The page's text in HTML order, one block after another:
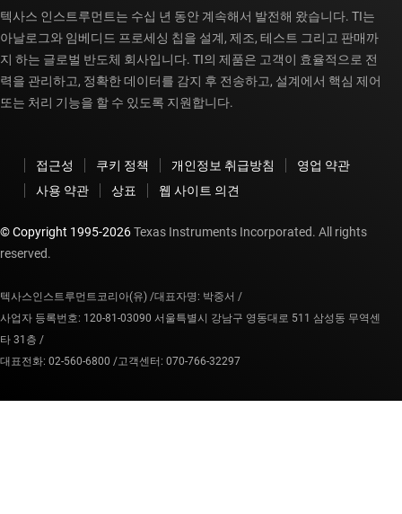
텍사스 인스트루먼트는 수십 년 동안 계속해서 발전해 왔습니다. TI는
아날로그와 임베디드 프로세싱 칩을 설계, 제조, 테스트 그리고 판매까
지 하는 글로벌 반도체 회사입니다. TI의 제품은 고객이 효율적으로 전
력을 관리하고, 정확한 데이터를 감지 후 전송하고, 설계에서 핵심 제어
또는 처리 기능을 할 수 있도록 지원합니다.
접근성 쿠키 정책 개인정보 취급방침
영업 약관
사용 약관
상표 웹 사이트 의견
© Copyright 1995-2026Texas Instruments Incorporated. All rights
reserved.
텍사스인스트루먼트코리아(유) /대표자명: 박중서 /
사업자 등록번호: 120-81-03090 서울특별시 강남구 영동대로 511 삼성동 무역센
타 31층 /
대표전화: 02-560-6800 /고객센터: 070-766-32297